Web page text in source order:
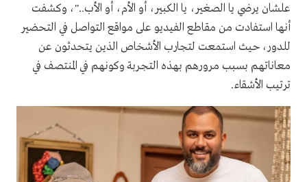
علشان يرضي يا الصغير، يا الكبير، أو الأم، أو الأب.."، وكشفت
أنها استفادت من مقاطع الفيديو على مواقع التواصل في التحضير
للدور، حيث استمعت لتجارب الأشخاص الذين يتحدثون عن
معاناتهم بسبب مرورهم بهذه التجربة وكونهم في المنتصف في
ترتيب الأشقاء.